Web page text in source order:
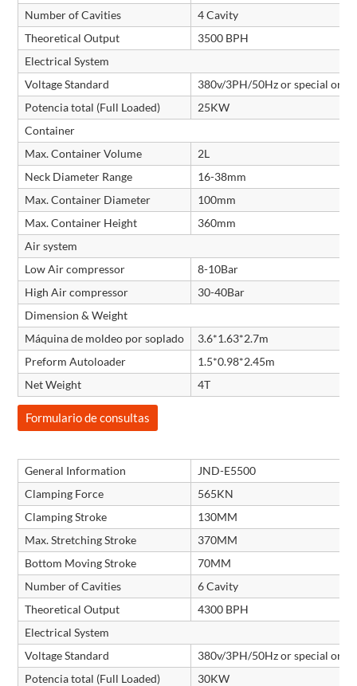
Number of Cavities
4 Cavity
Theoretical Output
3500 BPH
Electrical System
Voltage Standard
380v/3PH/50Hz or special
Potencia total (Full Loaded)
25KW
Container
Max. Container Volume
2L
Neck Diameter Range
16-38mm
Max. Container Diameter
100mm
Max. Container Height
360mm
Air system
Low Air compressor
8-10Bar
High Air compressor
30-40Bar
Dimension & Weight
Máquina de moldeo por soplado
3.6*1.63*2.7m
Preform Autoloader
1.5*0.98*2.45m
Net Weight
4T
Formulario de consultas
General Information
JND-E5500
Clamping Force
565KN
Clamping Stroke
130MM
Max. Stretching Stroke
370MM
Bottom Moving Stroke
70MM
Number of Cavities
6 Cavity
Theoretical Output
4300 BPH
Electrical System
Voltage Standard
380v/3PH/50Hz or special
Potencia total (Full Loaded)
30KW